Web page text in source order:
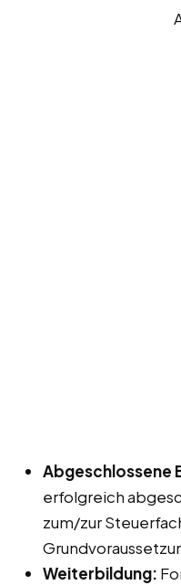
Abgeschlossene
erfolgreich
zum/zur
Weiterbildung: